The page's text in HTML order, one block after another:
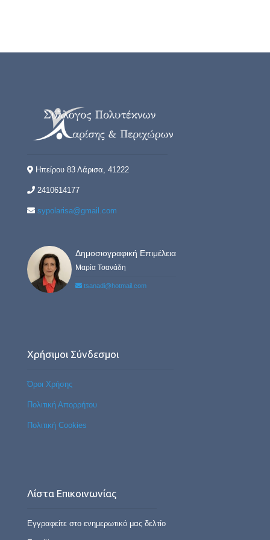
Ηπείρου 83 Λάρισα, 41222
2410614177
sypolarisa@gmail.com
Δημοσιογραφική Επιμέλεια
Μαρία Τσανάδη
tsanadi@hotmail.com
Χρήσιμοι Σύνδεσμοι
Όροι Χρήσης
Πολιτική Απορρήτου
Πολιτική Cookies
Λίστα Επικοινωνίας
Εγγραφείτε στο ενημερωτικό μας δελτίο